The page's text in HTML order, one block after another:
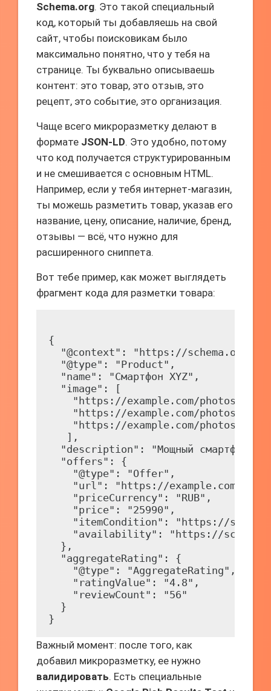
Schema.org. Это такой специальный
код, который ты добавляешь на свой
сайт, чтобы поисковикам было
максимально понятно, что у тебя на
странице. Ты буквально описываешь
контент: это товар, это отзыв, это
рецепт, это событие, это организация.
Чаще всего микроразметку делают в
формате JSON-LD. Это удобно, потому
что код получается структурированным
и не смешивается с основным HTML.
Например, если у тебя интернет-магазин,
ты можешь разметить товар, указав его
название, цену, описание, наличие, бренд,
отзывы — всё, что нужно для
расширенного сниппета.
Вот тебе пример, как может выглядеть
фрагмент кода для разметки товара:
{
  "@context": "https://schema.org/",
  "@type": "Product",
  "name": "Смартфон XYZ",
  "image": [
"https://example.com/photos/1x1/
"https://example.com/photos/4x3/
"https://example.com/photos/
   ],
"description": "Мощный смартфон с
  "offers": {
    "@type": "Offer",
"url": "https://example.com/
    "priceCurrency": "RUB",
    "price": "25990",
"itemCondition": "https://
"availability": "https://
  },
  "aggregateRating": {
    "@type": "AggregateRating",
    "ratingValue": "4.8",
    "reviewCount": "56"
  }
Важный момент: после того, как
добавил микроразметку, ее нужно
валидировать. Есть специальные